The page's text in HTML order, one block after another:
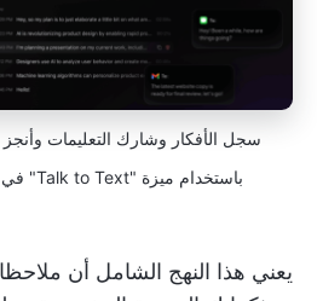
سجل الأفكار وشارك التعليمات
باستخدام ميزة "Talk to Text" في ClickUp Brain MAX
يعني هذا النهج الشامل أن